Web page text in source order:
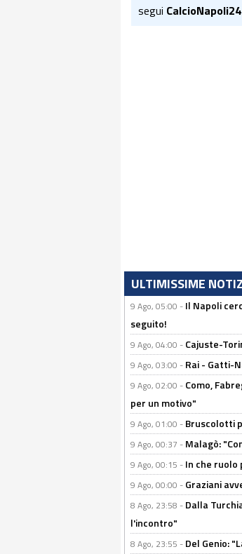
segui
ULTIMISSIME
9 Ago, 05:00 - Il Napoli
seguito!
9 Ago, 04:00 - Cajuste-
9 Ago, 03:00 - Rai - Gatti-
9 Ago, 02:00 - Como,
per un motivo"
9 Ago, 01:00 - Bruscolotti
9 Ago, 00:37 - Malagò:
9 Ago, 00:15 - In che ruolo
9 Ago, 00:00 - Graziani
8 Ago, 23:58 - Dalla
l'incontro"
8 Ago, 23:55 - Del Genio: